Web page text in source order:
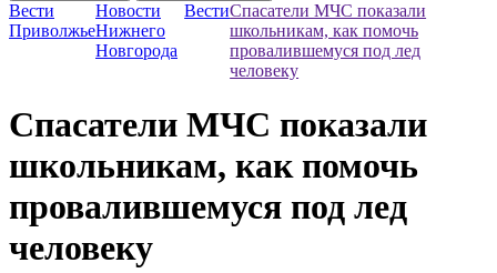
Вести
Приволжье
Новости
Нижнего
Новгорода
ВестиСпасатели МЧС показали
школьникам, как помочь
провалившемуся под лед
человеку
Спасатели МЧС показали
школьникам, как помочь
провалившемуся под лед
человеку